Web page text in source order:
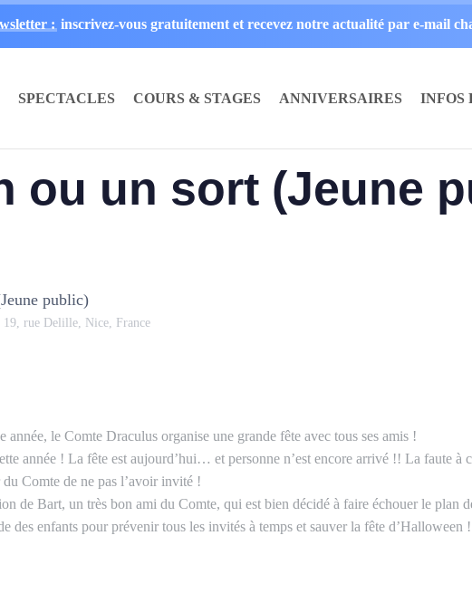
: inscrivez-vous gratuitement et recevez notre actualité par e-mail
SPECTACLES COURS & STAGES ANNIVERSAIRES INFOS
ou un sort (Jeune
public)
19, rue Delille, Nice, France
le Comte Draculus organise une grande fête avec tous ses amis !
année ! La fête est aujourd’hui… et personne n’est encore arrivé !! La faute à
Comte de ne pas l’avoir invité !
de Bart, un très bon ami du Comte, qui est bien décidé à faire échouer le plan
des enfants pour prévenir tous les invités à temps et sauver la fête d’Halloween